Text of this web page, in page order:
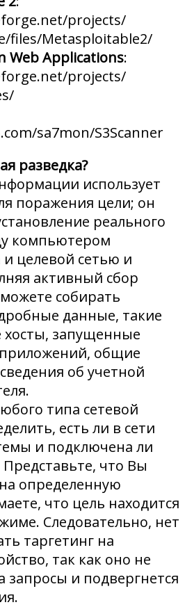
projects/
files/Metasploitable2/
Web Applications:
projects/
sa7mon/S3Scanner
разведка?
использует
поражения цели; он
реального
компьютером
целевой сетью и
активный сбор
собирать
данные, такие
запущенные
общие
об учетной
типа сетевой
есть ли в сети
и подключена ли
что Вы
определенную
что цель находится
Следовательно, нет
таргетинг на
так как оно не
запросы и подвергнется